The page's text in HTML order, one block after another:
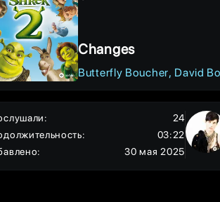
Changes
Butterfly Boucher David
:
24
:
03:22
: 30 мая 2025